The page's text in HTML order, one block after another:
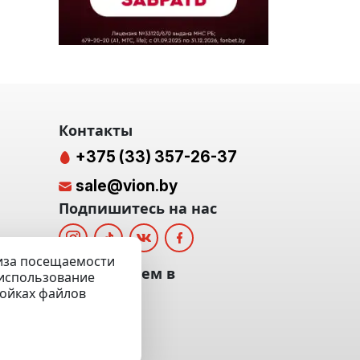
посещаемости
файлов
Контакты
+375 (33) 357-26-37
sale@vion.by
Подпишитесь на нас
Мы отвечаем в